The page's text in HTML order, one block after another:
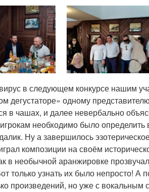
в следующем конкурсе нашим
дегустаторе» одному
в чашах, и далее невербально
необходимо было определить
Ну а завершилось
композиции на своём
в необычной аранжировке
только узнать их было непросто! А
произведений, но уже с